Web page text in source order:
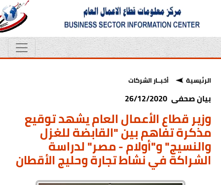
الرئيسية أخبــار الشركات
بيان صحفى 26/12/2020
وزير قطاع الأعمال العام يشهد توقيع
مذكرة تفاهم بين "القابضة للغزل
والنسيج" و"أولام - مصر" لدراسة
الشراكة في نشاط تجارة وحليج الأقطان